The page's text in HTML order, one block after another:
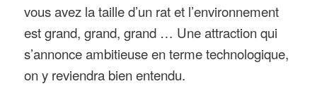
vous avez la taille d’un rat et l’environnement
est grand, grand, grand … Une attraction qui
s’annonce ambitieuse en terme technologique,
on y reviendra bien entendu.